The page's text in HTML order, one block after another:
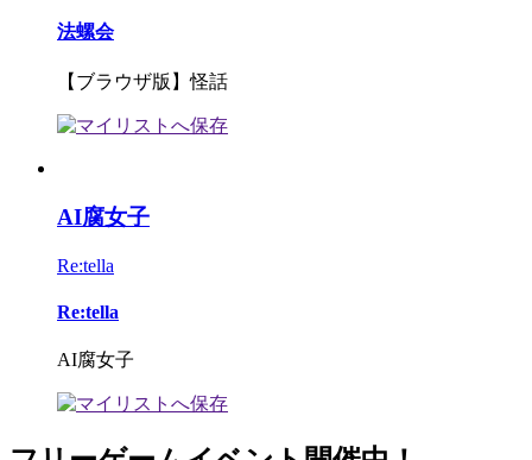
法螺会
【ブラウザ版】怪話
AI腐女子
Re:tella
Re:tella
AI腐女子